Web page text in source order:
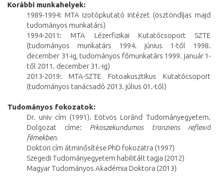
Korábbi munkahelyek:
1989-1994: MTA Izotópkutató Intézet (ösztöndíjas majd
tudományos munkatárs)
1994-2011: MTA Lézerfizikai Kutatócsoport SZTE
(tudományos munkatárs 1994. június 1-től 1998.
december 31-ig, tudományos főmunkatárs 1999. január 1-
től 2011. december 31.-ig)
2013-2019: MTA-SZTE Fotoakusztikus Kutatócsoport
(tudományos tanácsadó 2013. július 01.-től)
Tudományos fokozatok:
Dr. univ cím (1991). Eötvös Loránd Tudományegyetem.
Dolgozat címe: Pikoszekundumos tranziens reflexió
fémekben.
Doktori cím átminősítése PhD fokozatra (1997)
Szegedi Tudományegyetem habilitált tagja (2012)
Magyar Tudományos Akadémia Doktora (2013)